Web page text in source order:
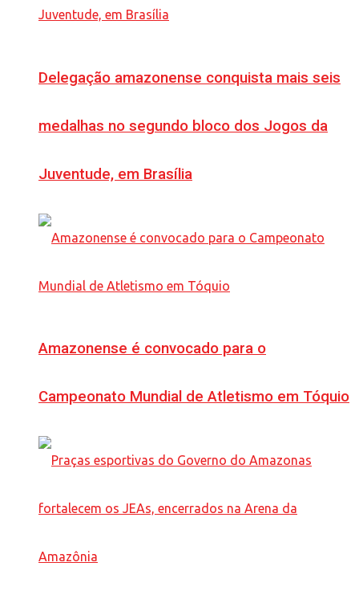
Delegação amazonense conquista mais seis
medalhas no segundo bloco dos Jogos da
Juventude, em Brasília
Amazonense é convocado para o
Campeonato Mundial de Atletismo em Tóquio